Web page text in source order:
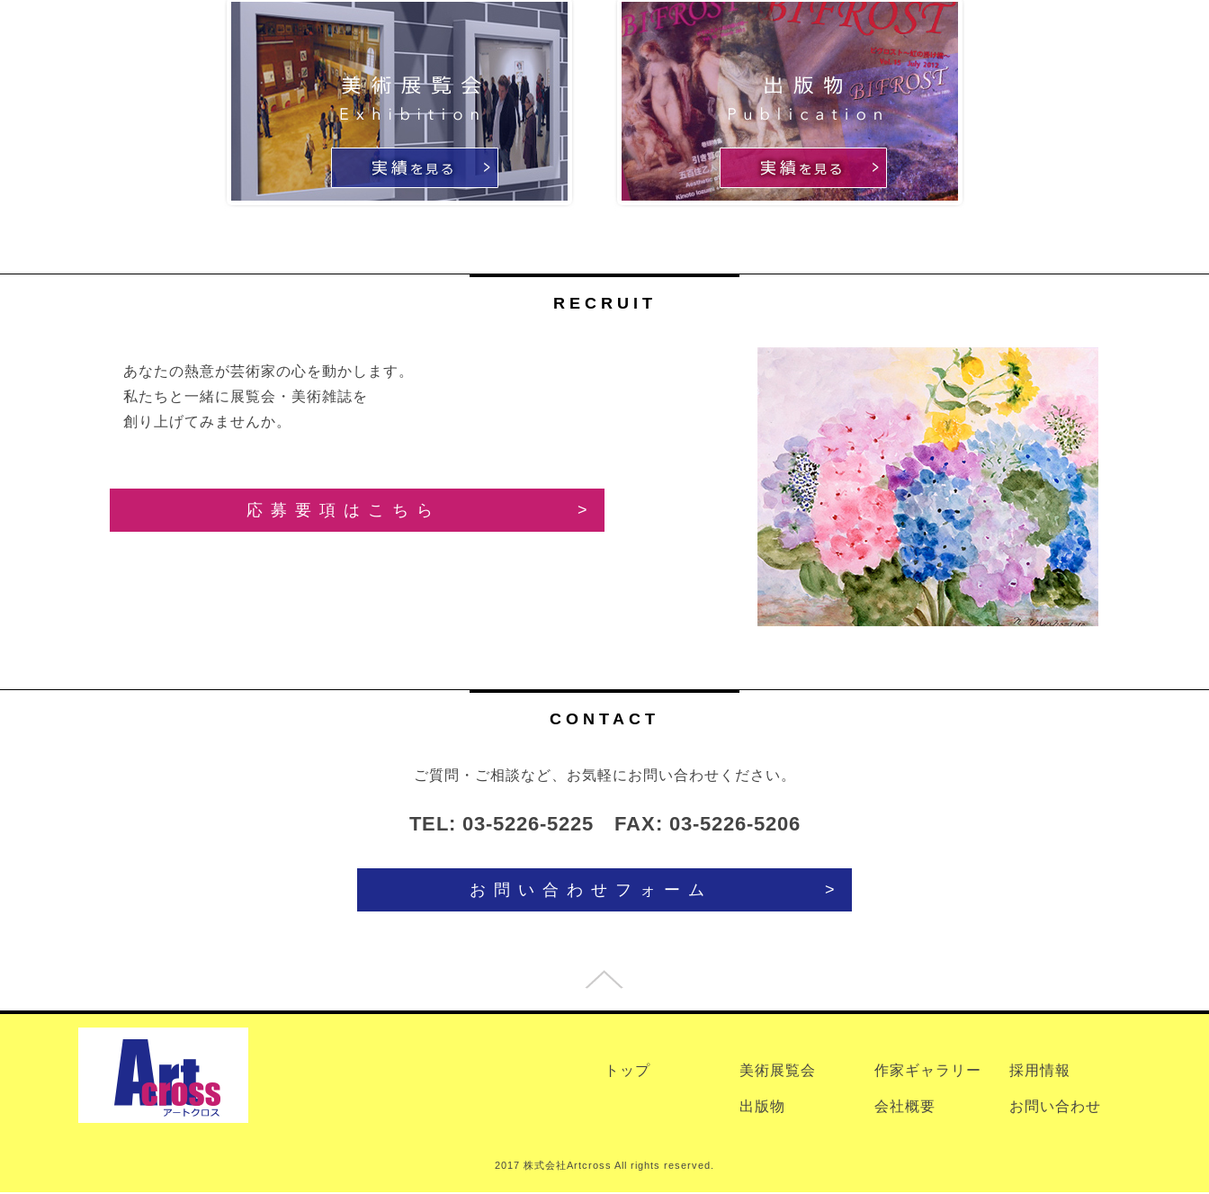
RECRUIT
あなたの熱意が芸術家の心を動かします。
私たちと一緒に展覧会・美術雑誌を
創り上げてみませんか。
応募要項はこちら
CONTACT
ご質問・ご相談など、お気軽にお問い合わせください。
TEL: 03-5226-5225 FAX: 03-5226-5206
お問い合わせフォーム
トップ 美術展覧会 作家ギャラリー 採用情報
出版物 会社概要 お問い合わせ
2017 株式会社Artcross All rights reserved.